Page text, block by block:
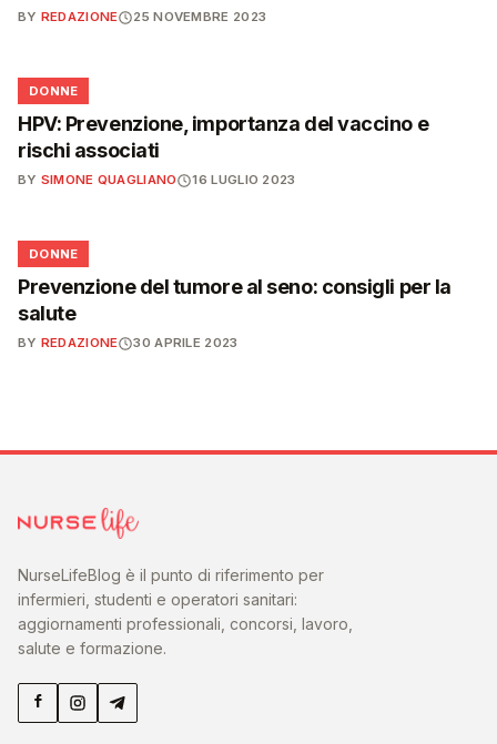
BY REDAZIONE 25 NOVEMBRE 2023
🌸
DONNE
HPV: Prevenzione, importanza del vaccino e
rischi associati
BY SIMONE QUAGLIANO 16 LUGLIO 2023
🌸
DONNE
Prevenzione del tumore al seno: consigli per la
salute
BY REDAZIONE 30 APRILE 2023
NurseLifeBlog è il punto di riferimento per
infermieri, studenti e operatori sanitari:
aggiornamenti professionali, concorsi, lavoro,
salute e formazione.